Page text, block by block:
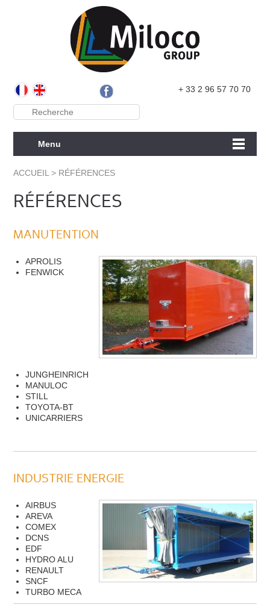
+ 33 2 96 57 70 70
Menu
ACCUEIL > RÉFÉRENCES
RÉFÉRENCES
MANUTENTION
APROLIS
FENWICK
JUNGHEINRICH
MANULOC
STILL
TOYOTA-BT
UNICARRIERS
INDUSTRIE ENERGIE
AIRBUS
AREVA
COMEX
DCNS
EDF
HYDRO ALU
RENAULT
SNCF
TURBO MECA